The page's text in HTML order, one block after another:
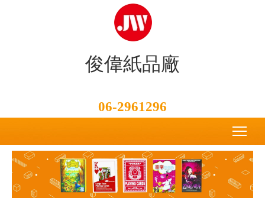
俊偉紙品廠
06-2961296